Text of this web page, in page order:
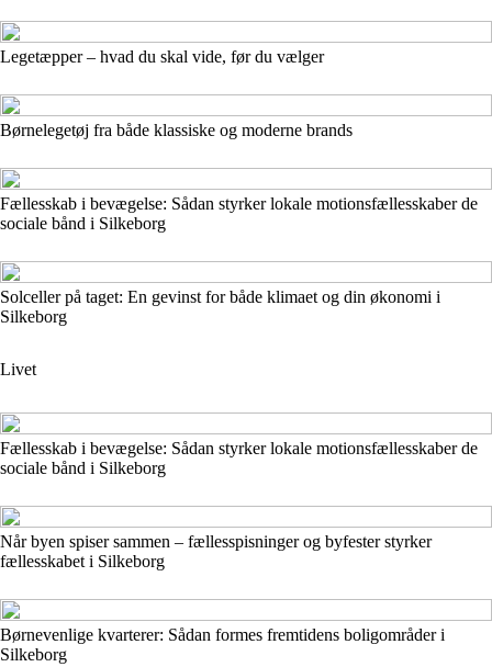
Legetæpper – hvad du skal vide, før du vælger
Børnelegetøj fra både klassiske og moderne brands
Fællesskab i bevægelse: Sådan styrker lokale motionsfællesskaber de
sociale bånd i Silkeborg
Solceller på taget: En gevinst for både klimaet og din økonomi i
Silkeborg
Livet
Fællesskab i bevægelse: Sådan styrker lokale motionsfællesskaber de
sociale bånd i Silkeborg
Når byen spiser sammen – fællesspisninger og byfester styrker
fællesskabet i Silkeborg
Børnevenlige kvarterer: Sådan formes fremtidens boligområder i
Silkeborg